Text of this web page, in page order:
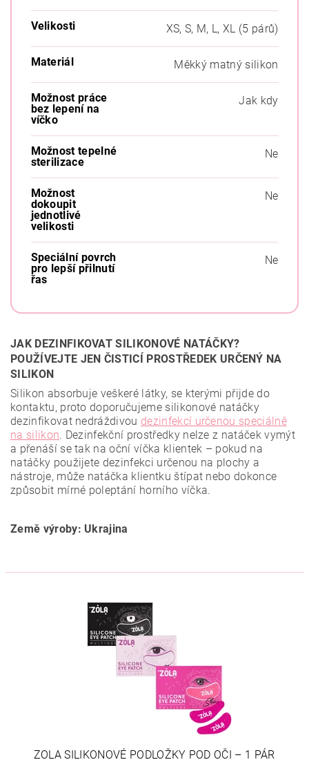
Velikosti XS, S, M, L, XL (5 párů)
Materiál Měkký matný silikon
Možnost práce
bez lepení na
víčko
Jak kdy
Možnost tepelné
sterilizace
Ne
Možnost
dokoupit
jednotlivé
velikosti
Ne
Speciální povrch
pro lepší přilnutí
řas
Ne
JAK DEZINFIKOVAT SILIKONOVÉ NATÁČKY?
POUŽÍVEJTE JEN ČISTICÍ PROSTŘEDEK URČENÝ NA
SILIKON
Silikon absorbuje veškeré látky, se kterými přijde do
kontaktu, proto doporučujeme silikonové natáčky
dezinfikovat nedráždivou dezinfekcí určenou speciálně
na silikon. Dezinfekční prostředky nelze z natáček vymýt
a přenáší se tak na oční víčka klientek – pokud na
natáčky použijete dezinfekci určenou na plochy a
nástroje, může natáčka klientku štípat nebo dokonce
způsobit mírné poleptání horního víčka.
Země výroby: Ukrajina
ZOLA SILIKONOVÉ PODLOŽKY POD OČI – 1 PÁR